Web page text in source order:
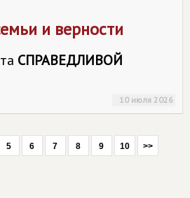
и верности
СПРАВЕДЛИВОЙ
10 июля 2026
5 6 7 8 9 10 >>